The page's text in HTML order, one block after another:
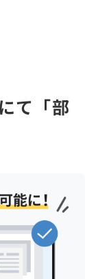
て「部